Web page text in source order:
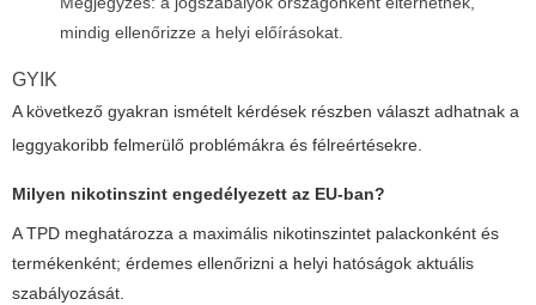
mindig ellenőrizze a helyi előírásokat.
GYIK
A következő gyakran ismételt kérdések részben választ adhatnak a
leggyakoribb felmerülő problémákra és félreértésekre.
Milyen nikotinszint engedélyezett az EU-ban?
A TPD meghatározza a maximális nikotinszintet palackonként és
termékenként; érdemes ellenőrizni a helyi hatóságok aktuális
szabályozását.